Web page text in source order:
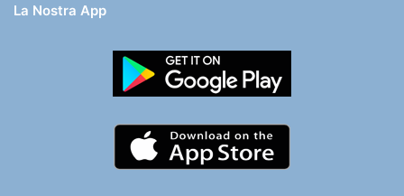
La Nostra App